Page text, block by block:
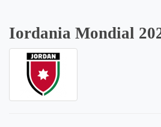
Iordania Mondial